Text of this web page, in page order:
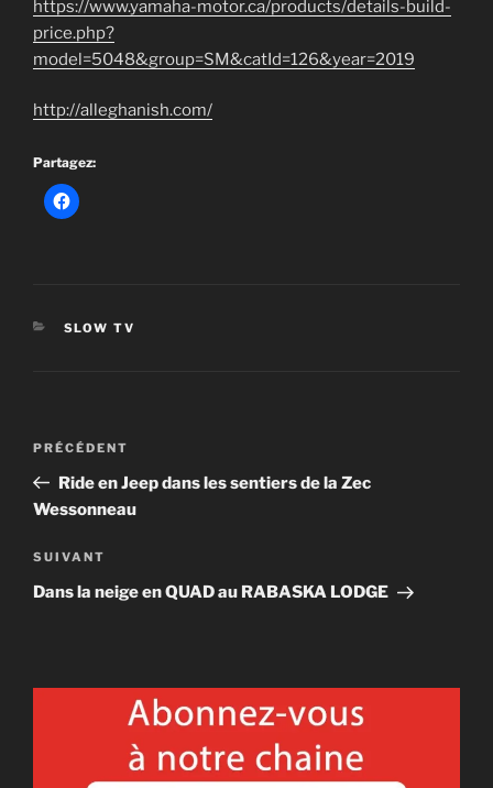
https://www.yamaha-motor.ca/products/details-build-
price.php?
model=5048&group=SM&catId=126&year=2019
http://alleghanish.com/
Partagez:
CATÉGORIES
SLOW TV
Navigation
l'article
Article
précédent
PRÉCÉDENT
Ride en Jeep dans les sentiers de la Zec
Wessonneau
Article
suivant
SUIVANT
Dans la neige en QUAD au RABASKA LODGE